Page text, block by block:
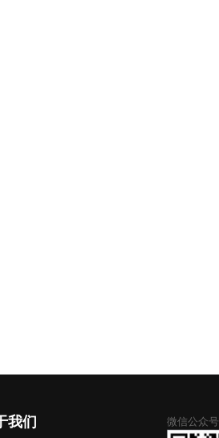
我们 微信公众号